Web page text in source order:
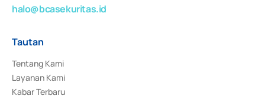
halo@bcasekuritas.id
Tautan
Tentang Kami
Layanan Kami
Kabar Terbaru